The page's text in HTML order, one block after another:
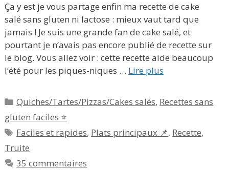
Ça y est je vous partage enfin ma recette de cake
salé sans gluten ni lactose : mieux vaut tard que
jamais ! Je suis une grande fan de cake salé, et
pourtant je n’avais pas encore publié de recette sur
le blog. Vous allez voir : cette recette aide beaucoup
l’été pour les piques-niques … Lire plus
Catégories
Quiches/Tartes/Pizzas/Cakes salés, Recettes sans
gluten faciles ⭐
Étiquettes
Faciles et rapides, Plats principaux 📌, Recette,
Truite
35 commentaires